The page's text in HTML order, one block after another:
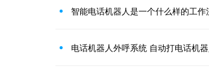
智能电话机器人是一个什么样的工作
电话机器人外呼系统 自动打电话机